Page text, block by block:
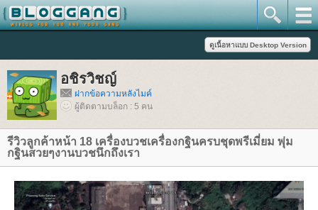
อชิรวิชญ์
ฝากข้อความหลังไมค์
ผู้ติดตามบล็อก : 5 คน
รีวิวลูกค้าหน้า 18 เครื่องบวชเครื่องกฐินครบชุดพรีเมี่ยม พุ่ม
กฐินสวยๆงานบวชนึกถึงเรา